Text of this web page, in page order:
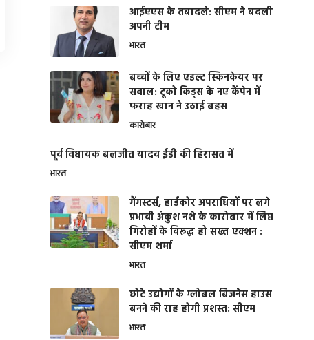
आईएएस के तबादले: सीएम ने बदली
अपनी टीम
भारत
बच्चों के लिए एडल्ट स्किनकेयर पर
सवाल: टूको किड्स के नए कैंपेन में
फराह खान ने उठाई बहस
कारोबार
पूर्व विधायक बलजीत यादव ईडी की हिरासत में
भारत
गैंगस्टर्स, हार्डकोर अपराधियों पर लगे
प्रभावी अंकुश नशे के कारोबार में लिप्त
गिरोहों के विरूद्ध हो सख्त एक्शन :
सीएम शर्मा
भारत
छोटे उद्योगों के ग्लोबल बिजनेस हाउस
बनने की राह होगी प्रशस्त: सीएम
भारत